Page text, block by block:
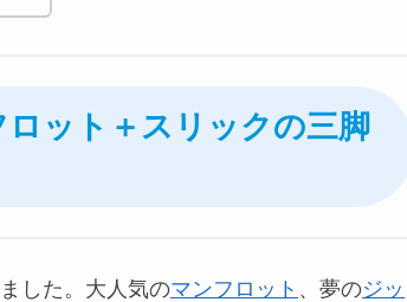
ット＋スリックの三脚
した。大人気のマンフロット 、夢のジッ